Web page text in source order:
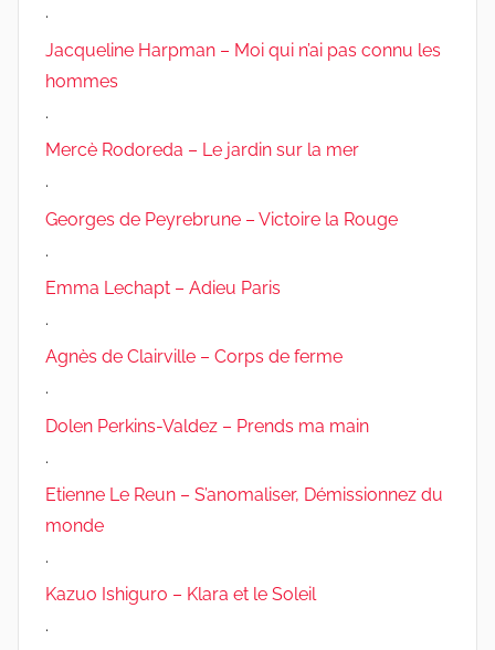
.
Jacqueline Harpman – Moi qui n’ai pas connu les
hommes
.
Mercè Rodoreda – Le jardin sur la mer
.
Georges de Peyrebrune – Victoire la Rouge
.
Emma Lechapt – Adieu Paris
.
Agnès de Clairville – Corps de ferme
.
Dolen Perkins-Valdez – Prends ma main
.
Etienne Le Reun – S’anomaliser, Démissionnez du
monde
.
Kazuo Ishiguro – Klara et le Soleil
.